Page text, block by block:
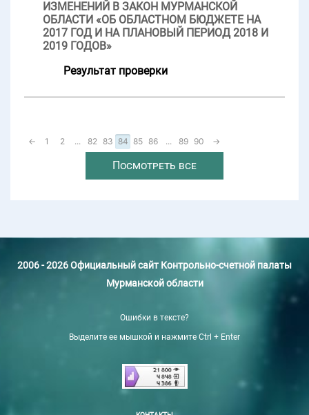
ИЗМЕНЕНИЙ В ЗАКОН МУРМАНСКОЙ
ОБЛАСТИ «ОБ ОБЛАСТНОМ БЮДЖЕТЕ НА
2017 ГОД И НА ПЛАНОВЫЙ ПЕРИОД 2018 И
2019 ГОДОВ»
Результат проверки
← 1 2 ... 82 83 84 85 86 ... 89 90 →
Посмотреть все
2006 - 2026 Официальный сайт Контрольно-счетной палаты
Мурманской области
Ошибки в тексте?
Выделите ее мышкой и нажмите Ctrl + Enter